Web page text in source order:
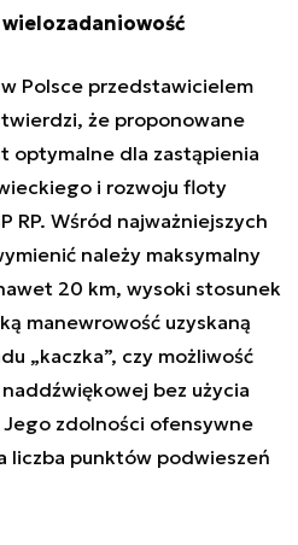
Polsce przedstawicielem
że proponowane
optymalne dla zastąpienia
i rozwoju floty
RP. Wśród najważniejszych
należy maksymalny
20 km, wysoki stosunek
manewrowość uzyskaną
„kaczka”, czy możliwość
bez użycia
zdolności ofensywne
liczba punktów podwieszeń